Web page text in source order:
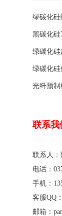
绿碳化硅
黑碳化硅
骨料的
绿碳化硅
涂料的优
绿碳化
光纤预
联系我
联系人：
电话：
手机：
客服QQ
邮箱：